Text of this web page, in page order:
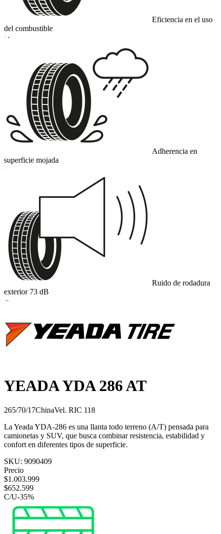
Eficiencia en el uso
del combustible
D
Adherencia en
superficie mojada
C
Ruido de rodadura
exterior 73 dB
B
YEADA YDA 286 AT
265/70/17ChinaVel. RIC 118
La Yeada YDA‑286 es una llanta todo terreno (A/T) pensada para
camionetas y SUV, que busca combinar resistencia, estabilidad y
confort en diferentes tipos de superficie.
SKU: 9090409
Precio
$1.003.999
$652.599
C/U-35%